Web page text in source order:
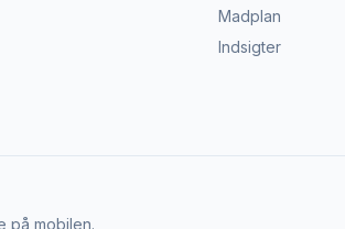
Madplan
Indsigter
på mobilen.